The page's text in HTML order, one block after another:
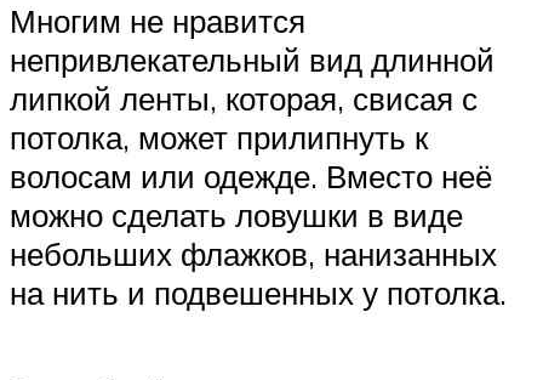
Многим не нравится
непривлекательный вид длинной
липкой ленты, которая, свисая с
потолка, может прилипнуть к
волосам или одежде. Вместо неё
можно сделать ловушки в виде
небольших флажков, нанизанных
на нить и подвешенных у потолка.